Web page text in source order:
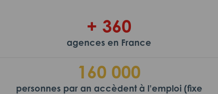
+ 360
agences en France
160 000
personnes par an accèdent à l’emploi (fixe